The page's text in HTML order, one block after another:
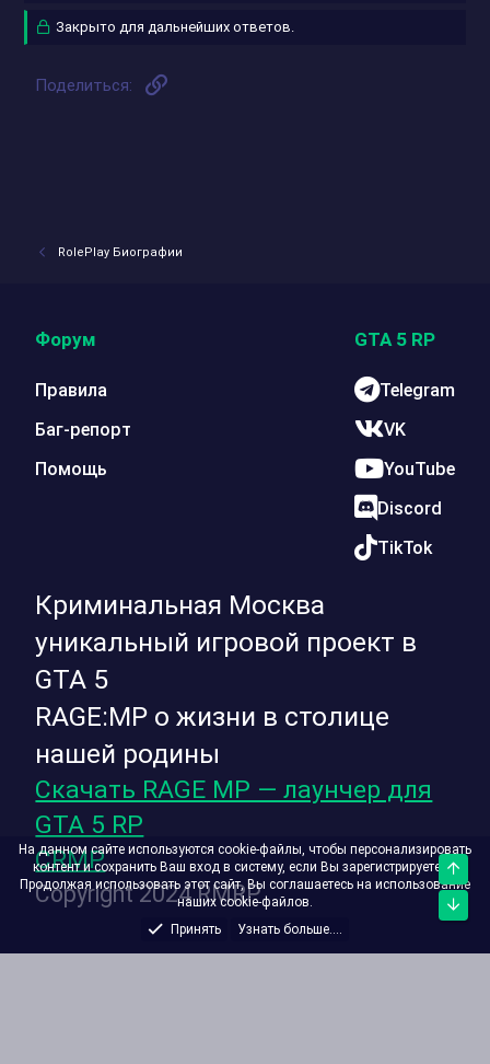
Закрыто для дальнейших ответов.
Поделиться:
RolePlay Биографии
Криминальная Москва
уникальный игровой проект в
GTA 5
RAGE:MP о жизни в столице
нашей родины
Скачать RAGE MP — лаунчер для
GTA 5 RP
CRMP
Copyright 2024 RMRP
Форум
Правила
Баг-репорт
Помощь
GTA 5 RP
Telegram
VK
YouTube
Discord
TikTok
На данном сайте используются cookie-файлы, чтобы персонализировать
контент и сохранить Ваш вход в систему, если Вы зарегистрируетесь.
Продолжая использовать этот сайт, Вы соглашаетесь на использование
наших cookie-файлов.
Принять
Узнать больше....
Верх
Низ